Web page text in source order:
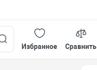
Избранное
Сравнить